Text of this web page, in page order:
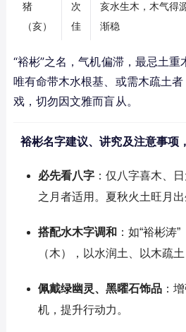
猪
（亥）
次
佳
亥水生木，木气得
渐稳
“裕彬”之名，气机偏滞，最忌土重
唯有命带木水根基、或需木疏土
戏，切勿因文雅而盲从。
裕彬名字建议、讲究及注意事项
必先看八字：仅八字喜木、
之月者适用。夏秋火土旺月出
搭配水木字调和 ：如“裕彬涛
（木），以水润土、以木疏土
佩戴绿幽灵、黑曜石饰品：
机，提升行动力。